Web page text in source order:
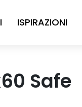
ISPIRAZIONI
Safe